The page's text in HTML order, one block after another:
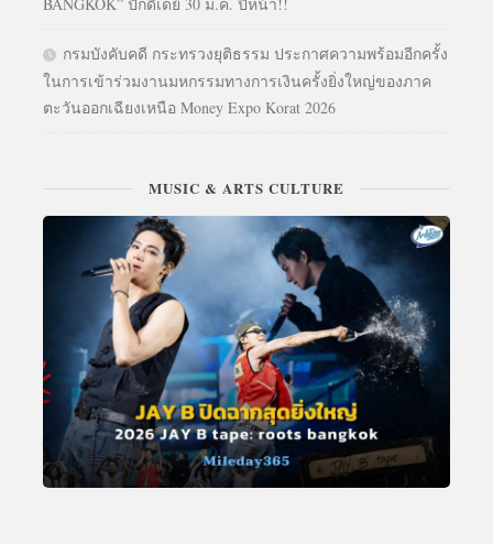
กรมบังคับคดี กระทรวงยุติธรรม ประกาศความพร้อมอีกครั้ง
ในการเข้าร่วมงานมหกรรมทางการเงินครั้งยิ่งใหญ่ของภาค
ตะวันออกเฉียงเหนือ Money Expo Korat 2026
MUSIC & ARTS CULTURE